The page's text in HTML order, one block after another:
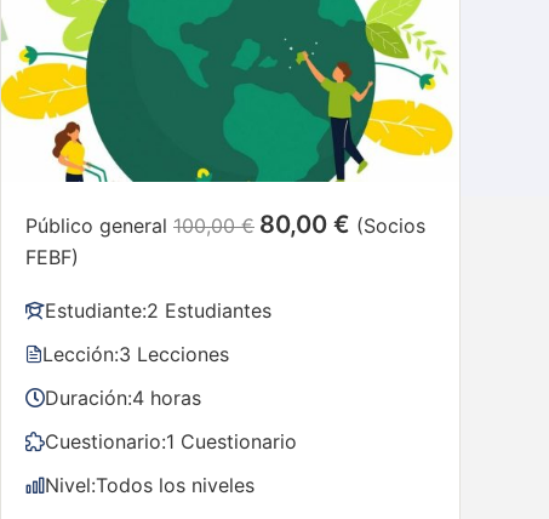
Público general 100,00 € 80,00 € (Socios
FEBF)
Estudiante:2 Estudiantes
Lección:3 Lecciones
Duración:4 horas
Cuestionario:1 Cuestionario
Nivel:Todos los niveles